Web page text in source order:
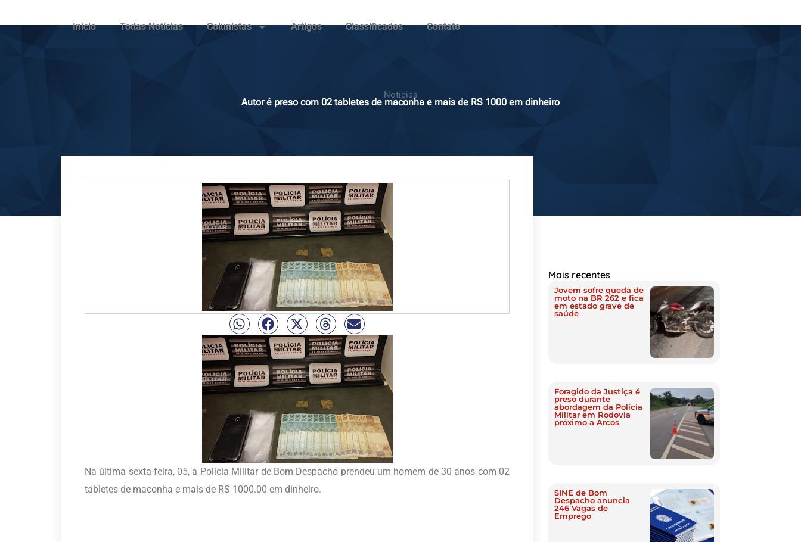
Início Todas Notícias Colunistas Artigos Classificados Contato
Notícias
Autor é preso com 02 tabletes de maconha e mais de RS 1000 em dinheiro
Na última sexta-feira, 05, a Polícia Militar de Bom Despacho prendeu um homem de 30 anos com 02
tabletes de maconha e mais de RS 1000.00 em dinheiro.
Mais recentes
Jovem sofre queda de
moto na BR 262 e fica
em estado grave de
saúde
Foragido da Justiça é
preso durante
abordagem da Polícia
Militar em Rodovia
próximo a Arcos
SINE de Bom
Despacho anuncia
246 Vagas de
Emprego